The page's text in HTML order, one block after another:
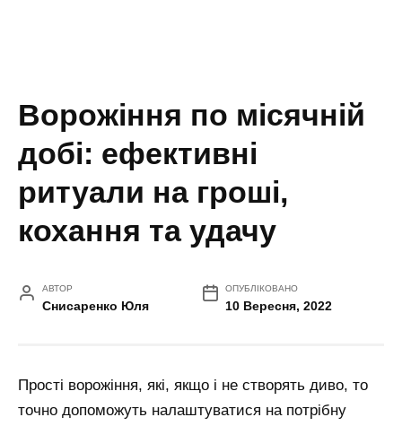
Ворожіння по місячній
добі: ефективні
ритуали на гроші,
кохання та удачу
АВТОР
Снисаренко Юля
ОПУБЛІКОВАНО
10 Вересня, 2022
Прості ворожіння, які, якщо і не створять диво, то
точно допоможуть налаштуватися на потрібну